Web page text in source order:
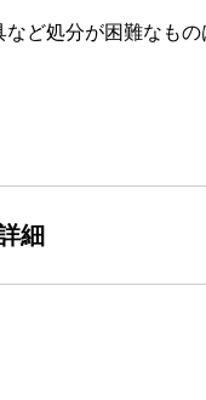
ど処分が困難なも
細